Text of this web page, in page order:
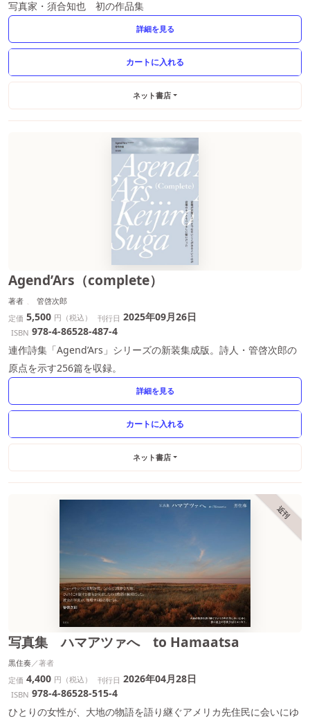
写真家・須合知也 初の作品集
詳細を見る
ネット書店
Agend’Ars（complete）
著者
管啓次郎
定価 5,500 円（税込） 刊行日 2025年09月26日
ISBN 978-4-86528-487-4
連作詩集「Agend’Ars」シリーズの新装集成版。詩人・管啓次郎の
原点を示す256篇を収録。
詳細を見る
ネット書店
近刊
写真集 ハマアツァへ to Hamaatsa
黒住奏
定価 4,400 円（税込） 刊行日 2026年04月28日
ISBN 978-4-86528-515-4
ひとりの女性が、大地の物語を語り継ぐアメリカ先住民に会いにゆ